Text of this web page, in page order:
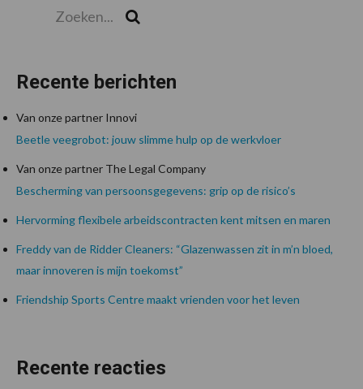
Recente berichten
Van onze partner Innovi
Beetle veegrobot: jouw slimme hulp op de werkvloer
Van onze partner The Legal Company
Bescherming van persoonsgegevens: grip op de risico’s
Hervorming flexibele arbeidscontracten kent mitsen en maren
Freddy van de Ridder Cleaners: “Glazenwassen zit in m’n bloed,
maar innoveren is mijn toekomst”
Friendship Sports Centre maakt vrienden voor het leven
Recente reacties